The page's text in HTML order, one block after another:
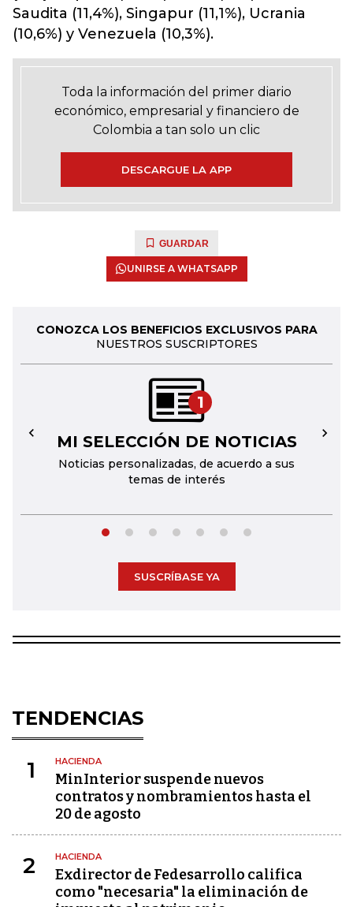
Saudita (11,4%), Singapur (11,1%), Ucrania
(10,6%) y Venezuela (10,3%).
Toda la información del primer diario
económico, empresarial y financiero de
Colombia a tan solo un clic
DESCARGUE LA APP
GUARDAR
UNIRSE A WHATSAPP
CONOZCA LOS BENEFICIOS EXCLUSIVOS PARA
NUESTROS SUSCRIPTORES
1
MI SELECCIÓN DE NOTICIAS
Noticias personalizadas, de acuerdo a sus
temas de interés
← →
SUSCRÍBASE YA
TENDENCIAS
1 HACIENDA
MinInterior suspende nuevos
contratos y nombramientos hasta el
20 de agosto
2 HACIENDA
Exdirector de Fedesarrollo califica
como "necesaria" la eliminación de